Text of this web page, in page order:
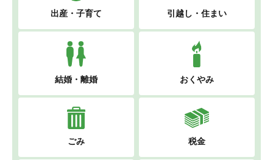
出産・子育て 引越し・住まい
結婚・離婚 おくやみ
ごみ 税金